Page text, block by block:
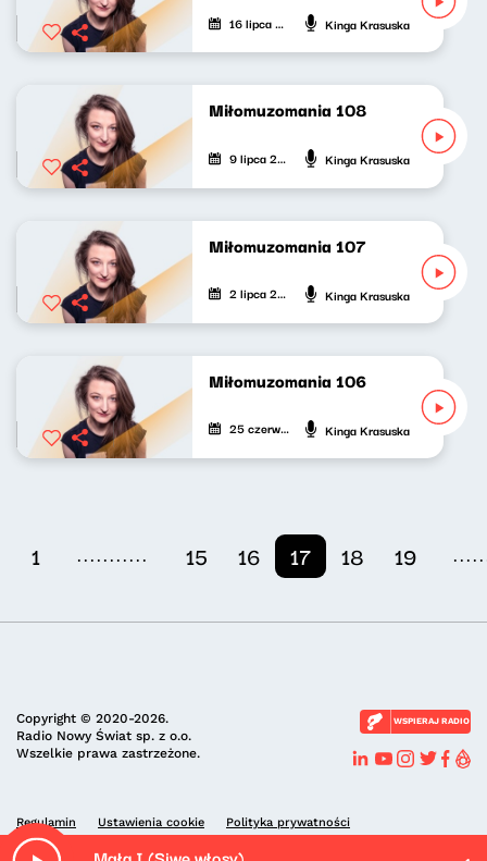
16 lipca 2022 Kinga Krasuska
Miłomuzomania 108
9 lipca 2022 Kinga Krasuska
Miłomuzomania 107
2 lipca 2022 Kinga Krasuska
Miłomuzomania 106
25 czerwca 2022 Kinga Krasuska
1 ........... 15 16 17 18 19
Copyright © 2020-2026.
Radio Nowy Świat sp. z o.o.
Wszelkie prawa zastrzeżone.
WSPIERAJ RADIO
Regulamin Ustawienia cookie Polityka prywatności